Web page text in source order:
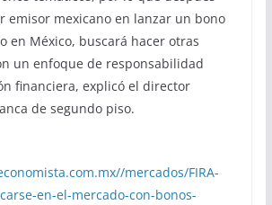
emisor mexicano en lanzar un bono
en México, buscará hacer otras
un enfoque de responsabilidad
financiera, explicó el director
de segundo piso.
mercados/FIRA-
en-el-mercado-con-bonos-